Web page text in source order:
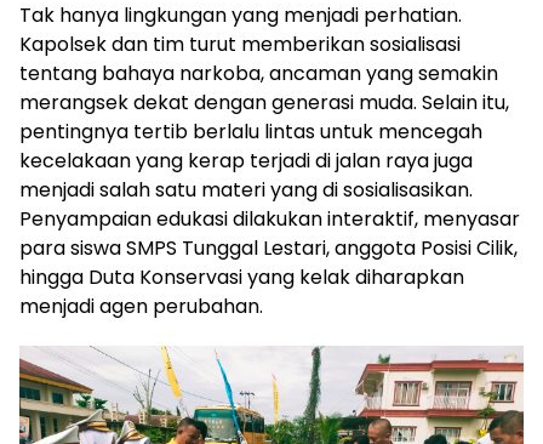
Tak hanya lingkungan yang menjadi perhatian.
Kapolsek dan tim turut memberikan sosialisasi
tentang bahaya narkoba, ancaman yang semakin
merangsek dekat dengan generasi muda. Selain itu,
pentingnya tertib berlalu lintas untuk mencegah
kecelakaan yang kerap terjadi di jalan raya juga
menjadi salah satu materi yang di sosialisasikan.
Penyampaian edukasi dilakukan interaktif, menyasar
para siswa SMPS Tunggal Lestari, anggota Posisi Cilik,
hingga Duta Konservasi yang kelak diharapkan
menjadi agen perubahan.